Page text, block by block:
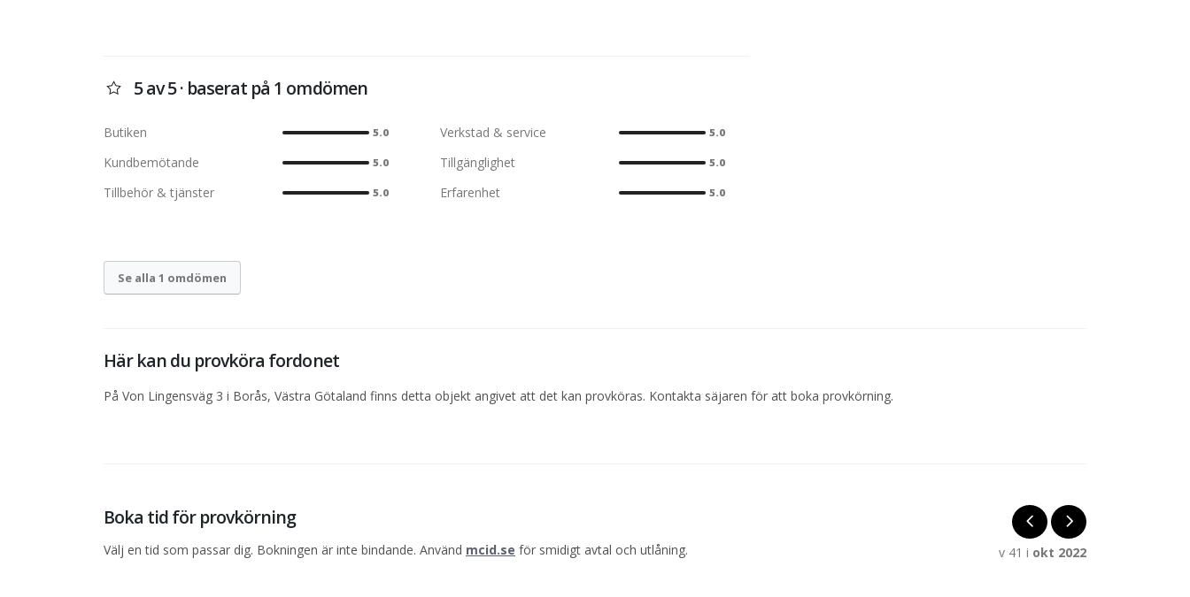
5 av 5 · baserat på 1 omdömen
Butiken 5.0 Verkstad & service 5.0
Kundbemötande 5.0 Tillgänglighet 5.0
Tillbehör & tjänster 5.0 Erfarenhet 5.0
Se alla 1 omdömen
Här kan du provköra fordonet
På Von Lingensväg 3 i Borås, Västra Götaland finns detta objekt angivet att det kan provköras. Kontakta säjaren för att boka provkörning.
Boka tid för provkörning
Välj en tid som passar dig. Bokningen är inte bindande. Använd mcid.se för smidigt avtal och utlåning. v 41 i okt 2022